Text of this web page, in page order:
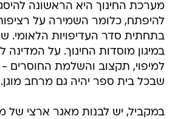
מערכת החינוך היא הראשונה
להיפתח, כלומר השמירה על
בתחתית סדר העדיפויות הלאומי.
במיגון מוסדות החינוך. על המדינה
למיפוי, תקצוב והשלמת החוסרים -
שבכל בית ספר יהיה גם מרחב מוגן.
במקביל, יש לבנות מאגר ארצי של